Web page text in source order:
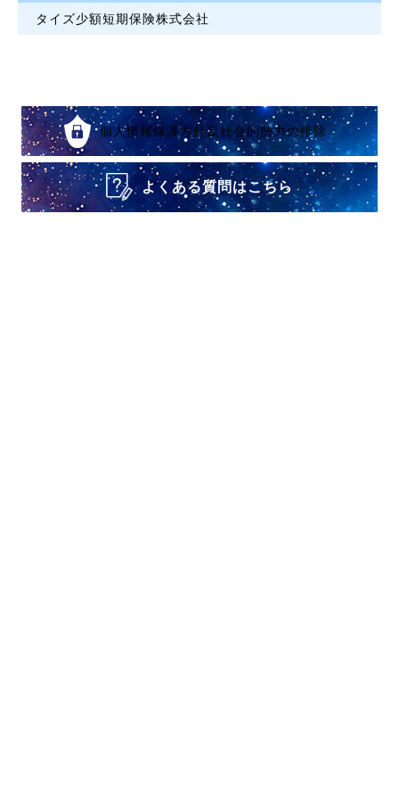
タイズ少額短期保険株式会社
個人情報保護方針反社会的勢力の排除
よくある質問はこちら